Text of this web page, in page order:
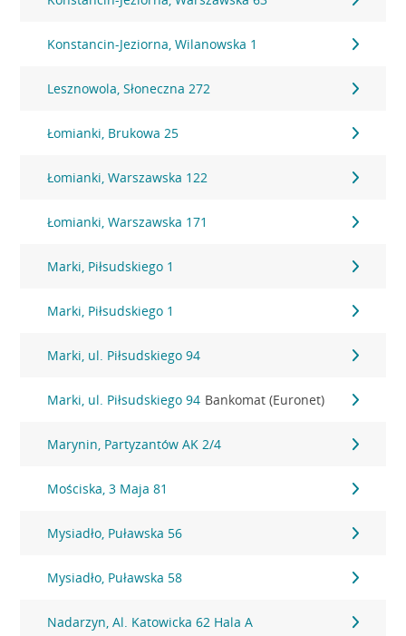
Konstancin-Jeziorna, Wilanowska 1
Lesznowola, Słoneczna 272
Łomianki, Brukowa 25
Łomianki, Warszawska 122
Łomianki, Warszawska 171
Marki, Piłsudskiego 1
Marki, Piłsudskiego 1
Marki, ul. Piłsudskiego 94
Marki, ul. Piłsudskiego 94 Bankomat (Euronet)
Marynin, Partyzantów AK 2/4
Mościska, 3 Maja 81
Mysiadło, Puławska 56
Mysiadło, Puławska 58
Nadarzyn, Al. Katowicka 62 Hala A